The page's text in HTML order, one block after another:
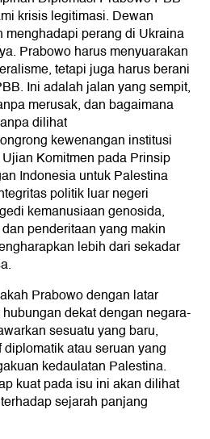
krisis legitimasi. Dewan
menghadapi perang di Ukraina
Prabowo harus menyuarakan
tetapi juga harus berani
Ini adalah jalan yang sempit,
merusak, dan bagaimana
dilihat
kewenangan institusi
Komitmen pada Prinsip
Indonesia untuk Palestina
politik luar negeri
kemanusiaan genosida,
penderitaan yang makin
lebih dari sekadar
Prabowo dengan latar
dekat dengan negara-
sesuatu yang baru,
atau seruan yang
kedaulatan Palestina.
kuat pada isu ini akan dilihat
sejarah panjang